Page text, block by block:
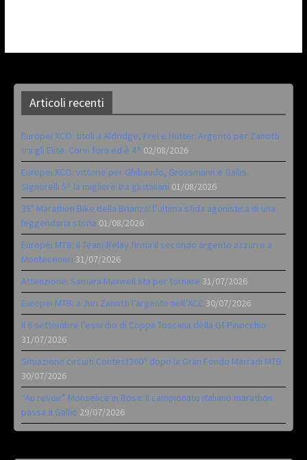
Articoli recenti
Europei XCO: titoli a Aldridge, Frei e Hutter. Argento per Zanotti
tra gli Elite. Corvi fora ed è 4^ 02/08/2026
Europei XCO: vittorie per Ghibaudo, Grossmann e Gallis.
Signorelli 5^ la migliore tra gli italiani 01/08/2026
35ª Marathon Bike della Brianza: l’ultima sfida agonistica di una
leggendaria storia 01/08/2026
Europei MTB: il Team Relay firma il secondo argento azzurro a
Monteceneri 31/07/2026
Attenzione: Samara Maxwell sta per tornare 31/07/2026
Europei MTB: a Juri Zanotti l’argento nell’XCC 30/07/2026
Il 6 settembre l’esordio di Coppa Toscana della Gf Pinocchio
31/07/2026
Situazione circuiti Contest360° dopo la Gran Fondo Marradi MTB
30/07/2026
“Au revoir” Monselice in Rosa. Il campionato italiano marathon
passa a Gallio 29/07/2026